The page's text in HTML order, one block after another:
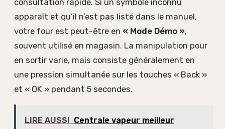
apparaît et qu’il n’est pas listé dans le manuel,
votre four est peut-être en « Mode Démo »,
souvent utilisé en magasin. La manipulation pour
en sortir varie, mais consiste généralement en
une pression simultanée sur les touches « Back »
et « OK » pendant 5 secondes.
LIRE AUSSI Centrale vapeur meilleur